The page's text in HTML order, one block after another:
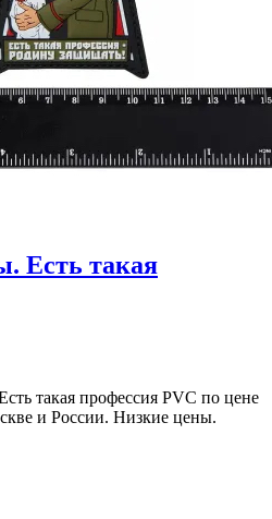
Есть такая
такая профессия PVC по цене
и России. Низкие цены.